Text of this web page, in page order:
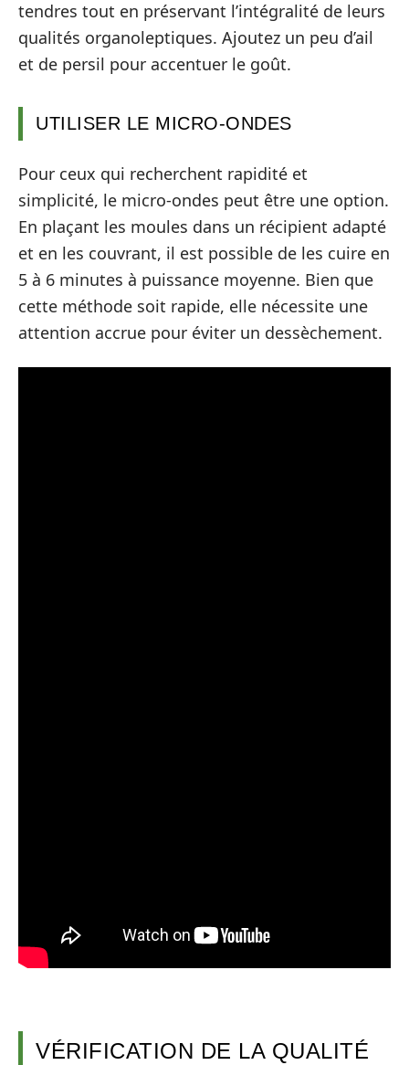
tendres tout en préservant l’intégralité de leurs
qualités organoleptiques. Ajoutez un peu d’ail
et de persil pour accentuer le goût.
UTILISER LE MICRO-ONDES
Pour ceux qui recherchent rapidité et
simplicité, le micro-ondes peut être une option.
En plaçant les moules dans un récipient adapté
et en les couvrant, il est possible de les cuire en
5 à 6 minutes à puissance moyenne. Bien que
cette méthode soit rapide, elle nécessite une
attention accrue pour éviter un dessèchement.
VÉRIFICATION DE LA QUALITÉ